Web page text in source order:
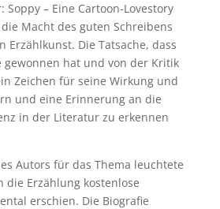
Soppy – Eine Cartoon-Lovestory
Macht des guten Schreibens
Erzählkunst. Die Tatsache, dass
gewonnen hat und von der Kritik
Zeichen für seine Wirkung und
und eine Erinnerung an die
in der Literatur zu erkennen
Autors für das Thema leuchtete
die Erzählung kostenlose
erschien. Die Biografie